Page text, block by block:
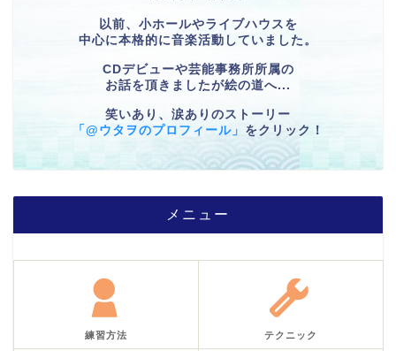
以前、小ホールやライブハウスを
中心に本格的に音楽活動していました。
CDデビューや芸能事務所所属の
お話を頂きましたが絵の道へ...
笑いあり、涙ありのストーリー
「@ウタヲのプロフィール」 をクリック！
メニュー
練習方法 テクニック